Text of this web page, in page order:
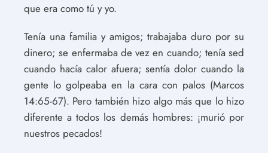
que era como tú y yo.
Tenía una familia y amigos; trabajaba duro por su
dinero; se enfermaba de vez en cuando; tenía sed
cuando hacía calor afuera; sentía dolor cuando la
gente lo golpeaba en la cara con palos (Marcos
14:65-67). Pero también hizo algo más que lo hizo
diferente a todos los demás hombres: ¡murió por
nuestros pecados!